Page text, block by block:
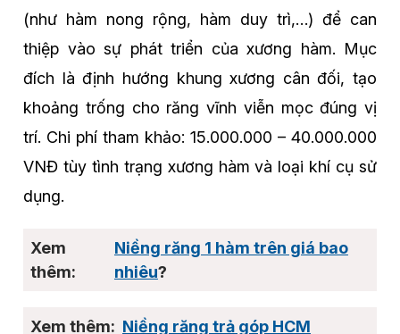
(như hàm nong rộng, hàm duy trì,…) để can
thiệp vào sự phát triển của xương hàm. Mục
đích là định hướng khung xương cân đối, tạo
khoảng trống cho răng vĩnh viễn mọc đúng vị
trí. Chi phí tham khảo: 15.000.000 – 40.000.000
VNĐ tùy tình trạng xương hàm và loại khí cụ sử
dụng.
Niềng răng 1 hàm trên giá bao
nhiêu?
Niềng răng trả góp HCM